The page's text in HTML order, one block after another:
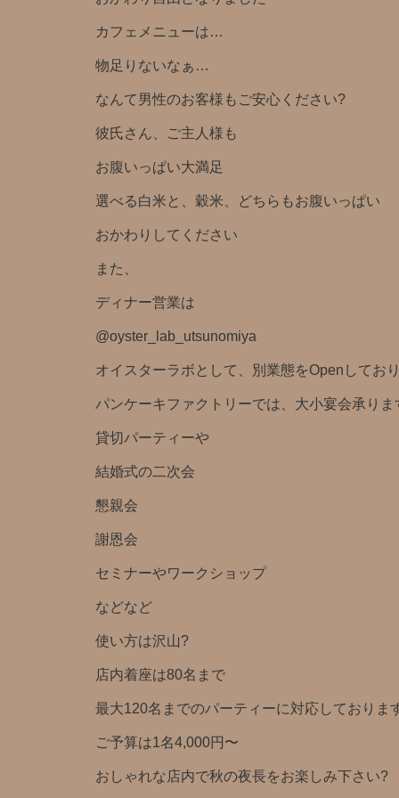
カフェメニューは…
物足りないなぁ…
なんて男性のお客様もご安心ください?
彼氏さん、ご主人様も
お腹いっぱい大満足
選べる白米と、穀米、どちらもお腹いっぱい
おかわりしてください
また、
ディナー営業は
@oyster_lab_utsunomiya
オイスターラボとして、別業態をOpenしてお
パンケーキファクトリーでは、大小宴会承りま
貸切パーティーや
結婚式の二次会
懇親会
謝恩会
セミナーやワークショップ
などなど
使い方は沢山?️
店内着座は80名まで
最大120名までのパーティーに対応しておりま
ご予算は1名4,000円〜
おしゃれな店内で秋の夜長をお楽しみ下さい?